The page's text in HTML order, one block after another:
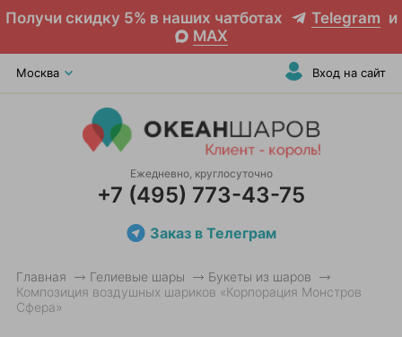
Получи скидку 5% в наших чатботах Telegram и
MAX
Москва Вход на сайт
Ежедневно, круглосуточно
+7 (495) 773-43-75
Заказ в Телеграм
Главная Гелиевые шары
Букеты из шаров
Композиция воздушных шариков «Корпорация Монстров
Сфера»